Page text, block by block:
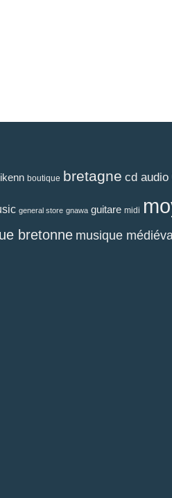
boutique bretagne cd audio
general store gnawa guitare midi
bretonne musique